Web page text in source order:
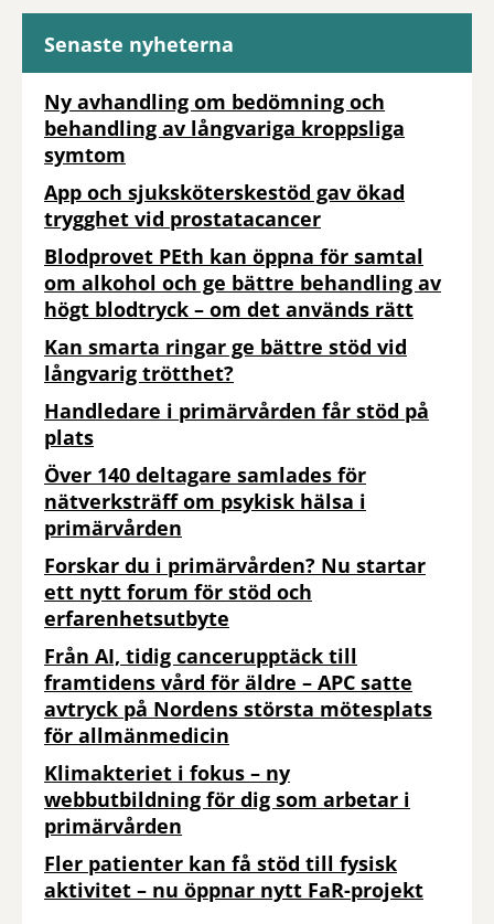
Senaste nyheterna
Ny avhandling om bedömning och
behandling av långvariga kroppsliga
symtom
App och sjuksköterskestöd gav ökad
trygghet vid prostatacancer
Blodprovet PEth kan öppna för samtal
om alkohol och ge bättre behandling av
högt blodtryck – om det används rätt
Kan smarta ringar ge bättre stöd vid
långvarig trötthet?
Handledare i primärvården får stöd på
plats
Över 140 deltagare samlades för
nätverksträff om psykisk hälsa i
primärvården
Forskar du i primärvården? Nu startar
ett nytt forum för stöd och
erfarenhetsutbyte
Från AI, tidig cancerupptäck till
framtidens vård för äldre – APC satte
avtryck på Nordens största mötesplats
för allmänmedicin
Klimakteriet i fokus – ny
webbutbildning för dig som arbetar i
primärvården
Fler patienter kan få stöd till fysisk
aktivitet – nu öppnar nytt FaR-projekt